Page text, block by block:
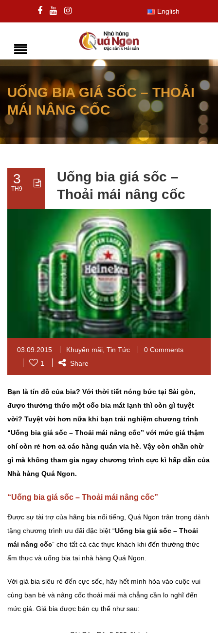
English
UỐNG BIA GIÁ SỐC – THOẢI
MÁI NÂNG CỐC
3
TH9
Uống bia giá sốc –
Thoải mái nâng cốc
03.09.2015 Khuyến mãi Tin Tức
0 Comments
1
Share
Bạn là tín đồ của bia? Với thời tiết nóng bức tại Sài gòn,
được thưởng thức một cốc bia mát lạnh thì còn gì tuyệt
vời? Tuyệt vời hơn nữa khi bạn trải nghiệm chương trình
“Uống bia giá sốc – Thoải mái nâng cốc” với mức giá thậm
chí còn rẻ hơn cả các hàng quán vỉa hè. Vậy còn chần chừ
gì mà không tham gia ngay chương trình cực kì hấp dẫn của
Nhà hàng Quá Ngon.
“Uống bia giá sốc – Thoải mái nâng cốc”
Được sự tài trợ của hãng bia nổi tiếng, Quá Ngon trân trọng dành
tặng chương trình ưu đãi đặc biệt “Uống bia giá sốc – Thoải
mái nâng cốc” cho tất cả các thực khách khi đến thưởng thức
ẩm thực và uống bia tại nhà hàng Quá Ngon.
Với giá bia siêu rẻ đến cực sốc, hãy hết mình hòa vào cuộc vui
cùng bạn bè và nâng cốc thoải mái mà chẳng cần lo nghĩ đến
mức giá. Giá bia được bán cụ thể như sau: